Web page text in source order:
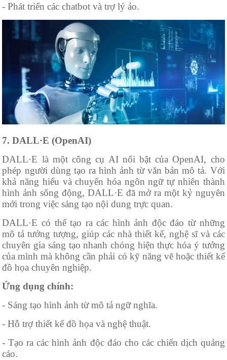
- Phát triển các chatbot và trợ lý ảo.
7. DALL·E (OpenAI)
DALL·E là một công cụ AI nổi bật của OpenAI, cho
phép người dùng tạo ra hình ảnh từ văn bản mô tả. Với
khả năng hiểu và chuyển hóa ngôn ngữ tự nhiên thành
hình ảnh sống động, DALL·E đã mở ra một kỷ nguyên
mới trong việc sáng tạo nội dung trực quan.
DALL·E có thể tạo ra các hình ảnh độc đáo từ những
mô tả tưởng tượng, giúp các nhà thiết kế, nghệ sĩ và các
chuyên gia sáng tạo nhanh chóng hiện thực hóa ý tưởng
của mình mà không cần phải có kỹ năng vẽ hoặc thiết kế
đồ họa chuyên nghiệp.
Ứng dụng chính:
- Sáng tạo hình ảnh từ mô tả ngữ nghĩa.
- Hỗ trợ thiết kế đồ họa và nghệ thuật.
- Tạo ra các hình ảnh độc đáo cho các chiến dịch quảng
cáo.